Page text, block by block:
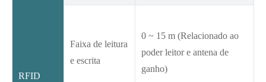
RFID
Faixa de leitura
e escrita
0 ~ 15 m (Relacionado ao
poder leitor e antena de
ganho)